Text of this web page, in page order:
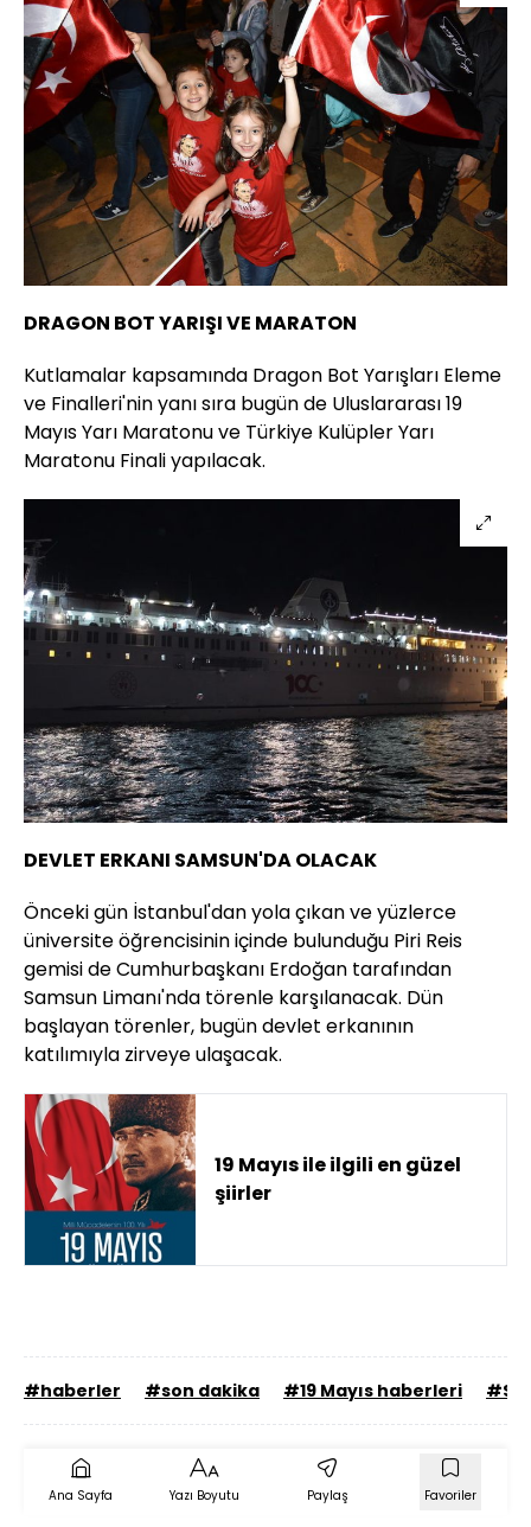
DRAGON BOT YARIŞI VE MARATON
Kutlamalar kapsamında Dragon Bot Yarışları Eleme
ve Finalleri'nin yanı sıra bugün de Uluslararası 19
Mayıs Yarı Maratonu ve Türkiye Kulüpler Yarı
Maratonu Finali yapılacak.
DEVLET ERKANI SAMSUN'DA OLACAK
Önceki gün İstanbul'dan yola çıkan ve yüzlerce
üniversite öğrencisinin içinde bulunduğu Piri Reis
gemisi de Cumhurbaşkanı Erdoğan tarafından
Samsun Limanı'nda törenle karşılanacak. Dün
başlayan törenler, bugün devlet erkanının
katılımıyla zirveye ulaşacak.
19 Mayıs ile ilgili en güzel
şiirler
#haberler #son dakika #19 Mayıs haberleri
Ana Sayfa Yazı Boyutu Paylaş Favoriler